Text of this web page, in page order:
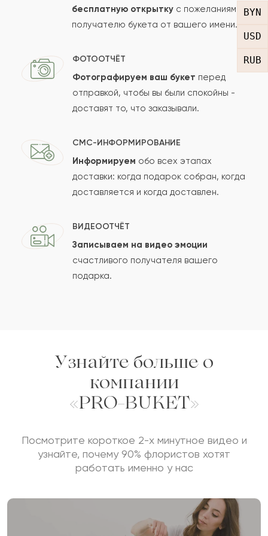
BYN
USD
RUB
магазина еще
Подбор цветов не совсем буквально как на
фото, но собран классно, может даже чуть
лучше. Спасибо флористу
А
2018-01-01
Мэдисон
Ж Жахангир
Кадирбек
Оставить свой отзыв
Ваш e-mail
Рейтинг:
бесплатную открытку с пожеланиями
получателю букета от вашего имени.
ФОТООТЧЁТ
Фотографируем ваш букет перед
отправкой, чтобы вы были спокойны -
доставят то, что заказывали.
СМС-ИНФОРМИРОВАНИЕ
Информируем обо всех этапах
доставки: когда подарок собран, когда
доставляется и когда доставлен.
ВИДЕООТЧЁТ
Записываем на видео эмоции
счастливого получателя вашего
подарка.
Узнайте больше о
компании
«PRO-BUKET»
Посмотрите короткое 2-х минутное видео и
узнайте, почему 90% флористов хотят
работать именно у нас